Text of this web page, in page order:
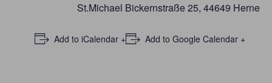
St.Michael Bickernstraße 25, 44649 Herne
+ Add to Google Calendar
+ Add to iCalendar